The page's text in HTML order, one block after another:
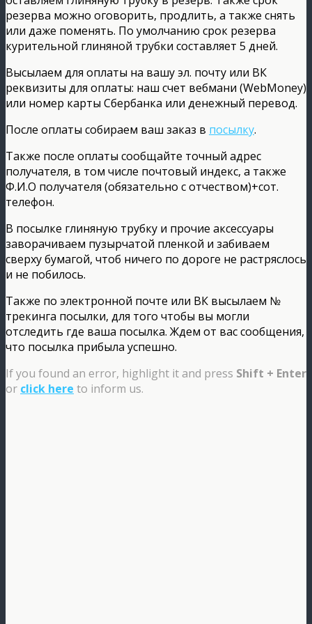
резерва можно оговорить, продлить, а также снять
или даже поменять. По умолчанию срок резерва
курительной глиняной трубки составляет 5 дней.
Высылаем для оплаты на вашу эл. почту или ВК
реквизиты для оплаты: наш счет вебмани (WebMoney)
или номер карты Сбербанка или денежный перевод.
После оплаты собираем ваш заказ в посылку.
Также после оплаты сообщайте точный адрес
получателя, в том числе почтовый индекс, а также
Ф.И.О получателя (обязательно с отчеством)+сот.
телефон.
В посылке глиняную трубку и прочие аксессуары
заворачиваем пузырчатой пленкой и забиваем
сверху бумагой, чтоб ничего по дороге не растряслось
и не побилось.
Также по электронной почте или ВК высылаем №
трекинга посылки, для того чтобы вы могли
отследить где ваша посылка. Ждем от вас сообщения,
что посылка прибыла успешно.
If you found an error, highlight it and press Shift + Enter
or click here to inform us.